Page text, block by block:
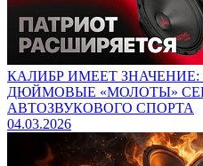
КАЛИБР ИМЕЕТ ЗНАЧЕНИЕ:
ДЮЙМОВЫЕ «МОЛОТЫ»
АВТОЗВУКОВОГО СПОРТА
04.03.2026